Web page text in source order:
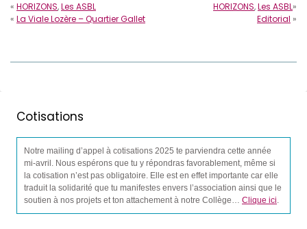
« HORIZONS,Les ASBL
« La Viale Lozère – Quartier Gallet
HORIZONS,Les ASBL»
Editorial »
Cotisations
Notre mailing d’appel à cotisations 2025 te parviendra cette année
mi-avril. Nous espérons que tu y répondras favorablement, même si
la cotisation n’est pas obligatoire. Elle est en effet importante car elle
traduit la solidarité que tu manifestes envers l’association ainsi que le
soutien à nos projets et ton attachement à notre Collège… Clique ici.